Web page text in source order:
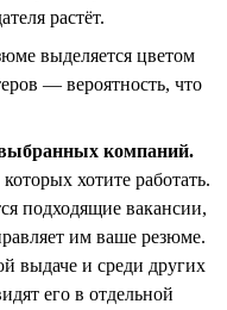
растёт.
выделяется цветом
— вероятность, что
компаний.
хотите работать.
подходящие вакансии,
им ваше резюме.
выдаче и среди других
его в отдельной